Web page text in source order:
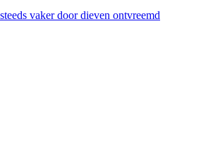
vaker door dieven ontvreemd